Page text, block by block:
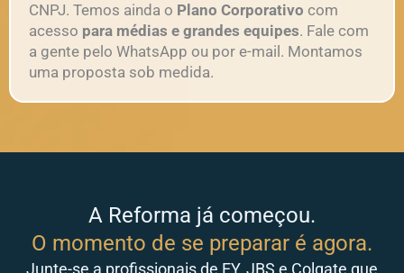
CNPJ. Temos ainda o Plano Corporativo com
acesso para médias e grandes equipes. Fale com
a gente pelo WhatsApp ou por e-mail. Montamos
uma proposta sob medida.
A Reforma já começou.
O momento de se preparar é agora.
Junte-se a profissionais de EY, JBS e Colgate que